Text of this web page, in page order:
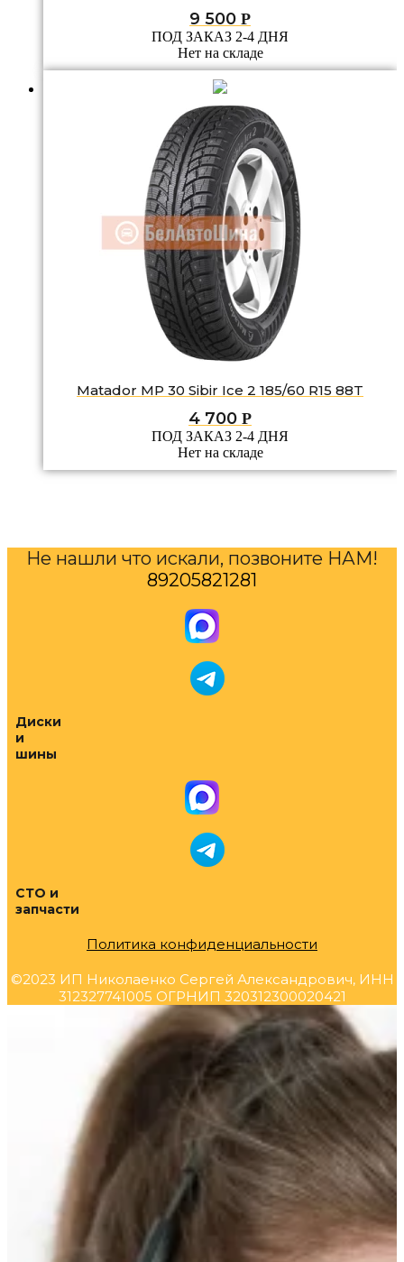
9 500 Р
ПОД ЗАКАЗ 2-4 ДНЯ
Нет на складе
Matador MP 30 Sibir Ice 2 185/60 R15 88T
4 700 Р
ПОД ЗАКАЗ 2-4 ДНЯ
Нет на складе
Не нашли что искали, позвоните НАМ!
89205821281
Диски
и
шины
СТО и
запчасти
Политика конфиденциальности
©2023 ИП Николаенко Сергей Александрович, ИНН
312327741005 ОГРНИП 320312300020421